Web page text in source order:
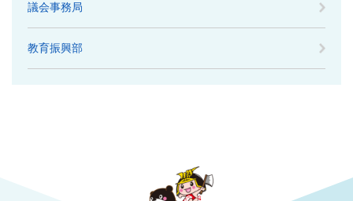
議会事務局
教育振興部